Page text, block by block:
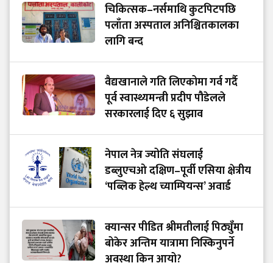
चिकित्सक–नर्समाथि कुटपिटपछि
पलाँता अस्पताल अनिश्चितकालका
लागि बन्द
वैद्यखानाले गति लिएकोमा गर्व गर्दै
पूर्व स्वास्थ्यमन्त्री प्रदीप पौडेलले
सरकारलाई दिए ६ सुझाव
नेपाल नेत्र ज्योति संघलाई
डब्लुएचओ दक्षिण–पूर्वी एसिया क्षेत्रीय
‘पब्लिक हेल्थ च्याम्पियन्स’ अवार्ड
क्यान्सर पीडित श्रीमतीलाई पिठ्युँमा
बोकेर अन्तिम यात्रामा निस्किनुपर्ने